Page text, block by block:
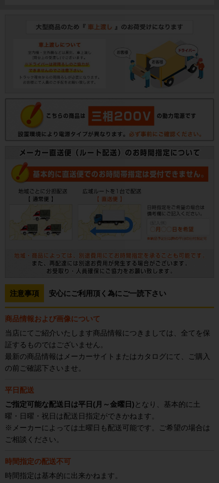
注意事項 安心にご利用頂く為にご一読下さい
商品情報および画像について
当店にてご紹介いたします商品情報につきましては、全てを保
証するものではございません。
最新の商品情報はメーカーサイトまたはカタログにて、ご購入
の前ご確認下さいませ。
平日配送
ご指定可能な配送日は平日(月～金曜日) となり、基本的に土
曜・日曜・祝日は配送日指定ができかねます。
※メーカーによっては土曜日も配送可能です。ご希望の場合は
ご相談ください。
時間指定の配送不可
時間指定は基本的に出来かねます。